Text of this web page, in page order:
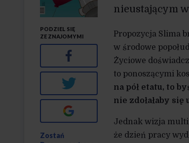
nieustającym
Propozycja Slima
w środowe
Życiowe
to ponoszącymi
na pół etatu, to
nie zdołałaby
Jednak wizja
że dzień pracy
PODZIEL SIĘ
ZE ZNAJOMYMI
Facebook
Twitter
Zostań